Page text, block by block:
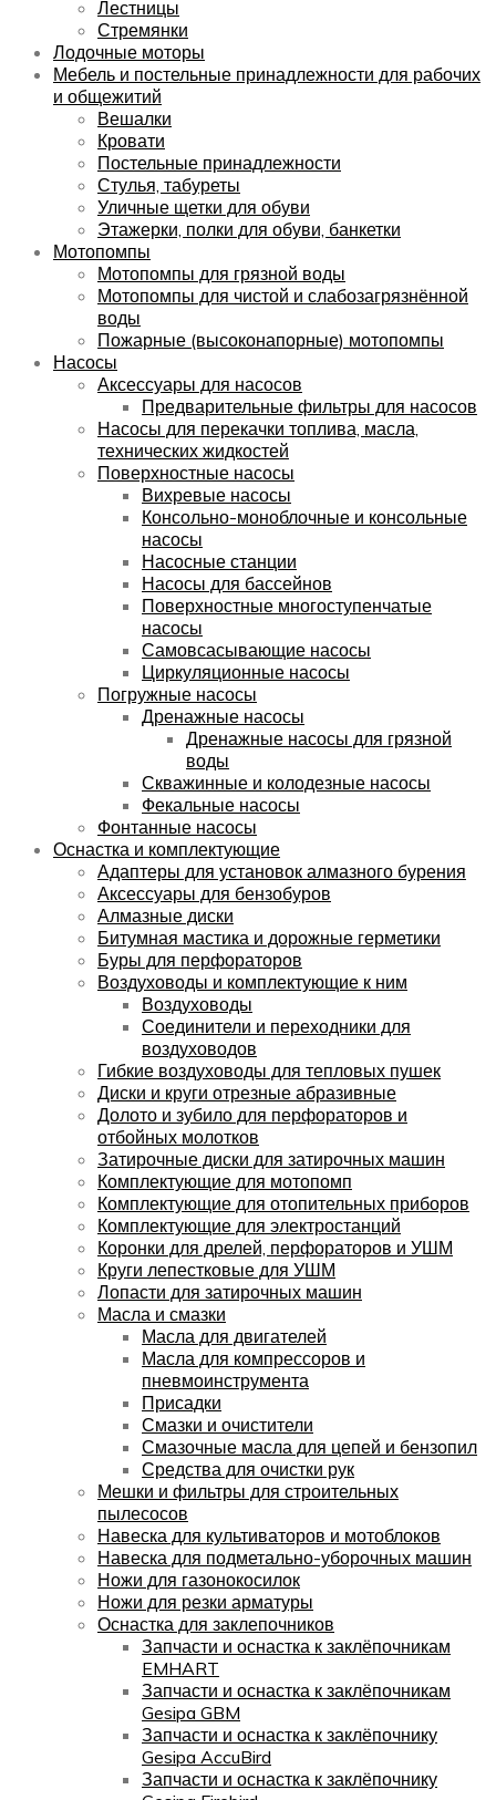
Лестницы
Стремянки
Лодочные моторы
Мебель и постельные принадлежности для рабочих
и общежитий
Вешалки
Кровати
Постельные принадлежности
Стулья, табуреты
Уличные щетки для обуви
Этажерки, полки для обуви, банкетки
Мотопомпы
Мотопомпы для грязной воды
Мотопомпы для чистой и слабозагрязнённой
воды
Пожарные (высоконапорные) мотопомпы
Насосы
Аксессуары для насосов
Предварительные фильтры для насосов
Насосы для перекачки топлива, масла,
технических жидкостей
Поверхностные насосы
Вихревые насосы
Консольно-моноблочные и консольные
насосы
Насосные станции
Насосы для бассейнов
Поверхностные многоступенчатые
насосы
Самовсасывающие насосы
Циркуляционные насосы
Погружные насосы
Дренажные насосы
Дренажные насосы для грязной
воды
Скважинные и колодезные насосы
Фекальные насосы
Фонтанные насосы
Оснастка и комплектующие
Адаптеры для установок алмазного бурения
Аксессуары для бензобуров
Алмазные диски
Битумная мастика и дорожные герметики
Буры для перфораторов
Воздуховоды и комплектующие к ним
Воздуховоды
Соединители и переходники для
воздуховодов
Гибкие воздуховоды для тепловых пушек
Диски и круги отрезные абразивные
Долото и зубило для перфораторов и
отбойных молотков
Затирочные диски для затирочных машин
Комплектующие для мотопомп
Комплектующие для отопительных приборов
Комплектующие для электростанций
Коронки для дрелей, перфораторов и УШМ
Круги лепестковые для УШМ
Лопасти для затирочных машин
Масла и смазки
Масла для двигателей
Масла для компрессоров и
пневмоинструмента
Присадки
Смазки и очистители
Смазочные масла для цепей и бензопил
Средства для очистки рук
Мешки и фильтры для строительных
пылесосов
Навеска для культиваторов и мотоблоков
Навеска для подметально-уборочных машин
Ножи для газонокосилок
Ножи для резки арматуры
Оснастка для заклепочников
Запчасти и оснастка к заклёпочникам
EMHART
Запчасти и оснастка к заклёпочникам
Gesipa GBM
Запчасти и оснастка к заклёпочнику
Gesipa AccuBird
Запчасти и оснастка к заклёпочнику